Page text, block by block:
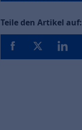
Teile den Artikel auf: